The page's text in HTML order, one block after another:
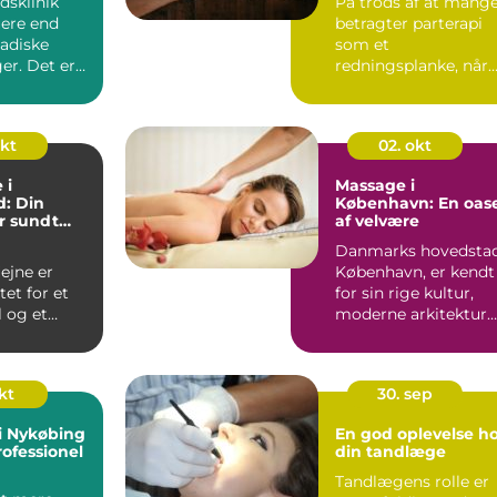
end
Det er
betragter parterapi
som et
redningsplanke, når
i
Din
sundt
er
for et
og et
02. okt
Massage i
København: En
af velvære
Danmarks
København, er kendt
for sin rige kultur,
moderne arkitektur
Nykøbing
30. sep
En god oplevelse
din tandlæge
Tandlægens rolle er